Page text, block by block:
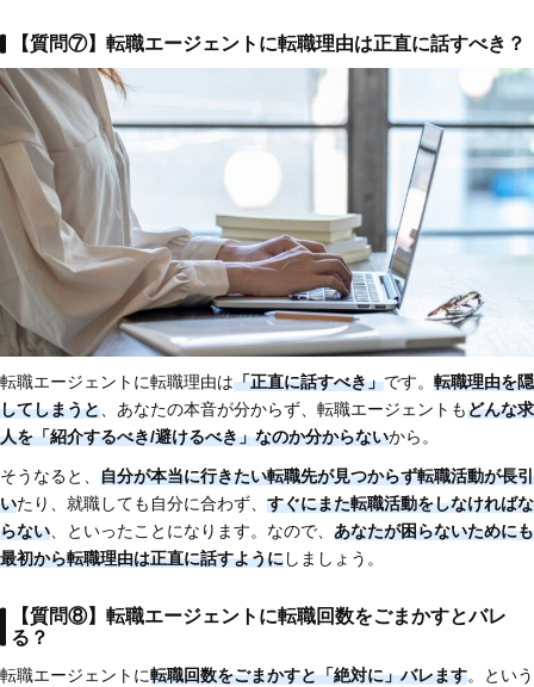
【質問⑦】転職エージェントに転職理由は正直に話すべき？
転職エージェントに転職理由は「正直に話すべき」です。 転職理由を隠
してしまうと 、あなたの本音が分からず、転職エージェントもどんな求
人を「紹介するべき/避けるべき」なのか分からないから。
そうなると、 自分が本当に行きたい転職先が見つからず転職活動が長引
いたり、就職しても自分に合わず、 すぐにまた転職活動をしなければな
らない 、といったことになります。なので、 あなたが困らないためにも
最初から転職理由は正直に話すようにしましょう。
【質問⑧】転職エージェントに転職回数をごまかすとバレ
る？
転職エージェントに転職回数をごまかすと「絶対に」バレます。という